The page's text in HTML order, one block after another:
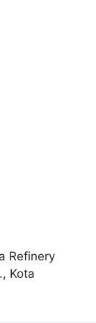
Refinery
Kota